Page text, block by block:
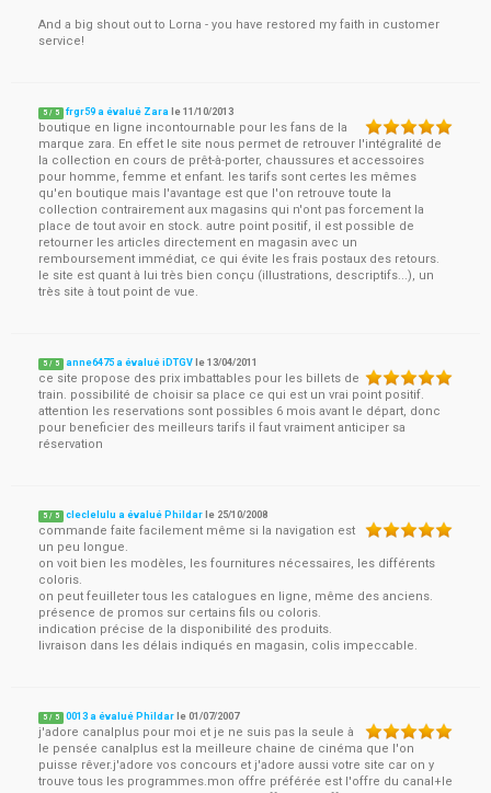
And a big shout out to Lorna - you have restored my faith in customer
service!
5 / 5 frgr59 a évalué Zara le11/10/2013
boutique en ligne incontournable pour les fans de la
marque zara. En effet le site nous permet de retrouver l'intégralité de
la collection en cours de prêt-à-porter, chaussures et accessoires
pour homme, femme et enfant. les tarifs sont certes les mêmes
qu'en boutique mais l'avantage est que l'on retrouve toute la
collection contrairement aux magasins qui n'ont pas forcement la
place de tout avoir en stock. autre point positif, il est possible de
retourner les articles directement en magasin avec un
remboursement immédiat, ce qui évite les frais postaux des retours.
le site est quant à lui très bien conçu (illustrations, descriptifs...), un
très site à tout point de vue.
5 / 5 anne6475 a évalué iDTGV le13/04/2011
ce site propose des prix imbattables pour les billets de
train. possibilité de choisir sa place ce qui est un vrai point positif.
attention les reservations sont possibles 6 mois avant le départ, donc
pour beneficier des meilleurs tarifs il faut vraiment anticiper sa
réservation
5 / 5 cleclelulu a évalué Phildar le 25/10/2008
commande faite facilement même si la navigation est
un peu longue.
on voit bien les modèles, les fournitures nécessaires, les différents
coloris.
on peut feuilleter tous les catalogues en ligne, même des anciens.
présence de promos sur certains fils ou coloris.
indication précise de la disponibilité des produits.
livraison dans les délais indiqués en magasin, colis impeccable.
5 / 5 0013 a évalué Phildar le01/07/2007
j'adore canalplus pour moi et je ne suis pas la seule à
le pensée canalplus est la meilleure chaine de cinéma que l'on
puisse rêver.j'adore vos concours et j'adore aussi votre site car on y
trouve tous les programmes.mon offre préférée est l'offre du canal+le